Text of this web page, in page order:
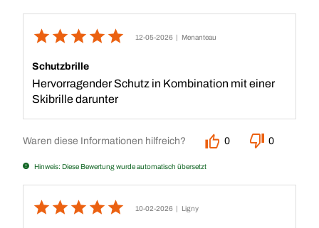
12-05-2026 | Menanteau
Schutzbrille
Hervorragender Schutz in Kombination mit einer
Skibrille darunter
Waren diese Informationen hilfreich? 0 0
Hinweis: Diese Bewertung wurde automatisch übersetzt
10-02-2026 | Ligny